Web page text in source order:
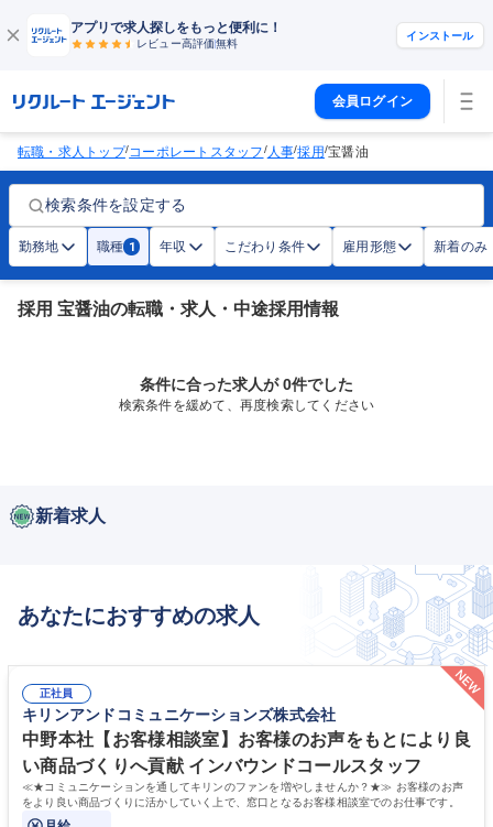
アプリで求人探しをもっと便利に！
レビュー高評価無料
インストール
会員ログイン
転職・求人トップ/コーポレートスタッフ/人事/採用/宝醤油
検索条件を設定する
勤務地 職種 1 年収 こだわり条件 雇用形態 新着のみ
採用 宝醤油の転職・求人・中途採用情報
条件に合った求人が 0件でした
検索条件を緩めて、再度検索してください
新着求人
あなたにおすすめの求人
正社員
キリンアンドコミュニケーションズ株式会社
中野本社【お客様相談室】お客様のお声をもとにより良
い商品づくりへ貢献 インバウンドコールスタッフ
≪★コミュニケーションを通してキリンのファンを増やしませんか？★≫ お客様のお声
をより良い商品づくりに活かしていく上で、窓口となるお客様相談室でのお仕事です。